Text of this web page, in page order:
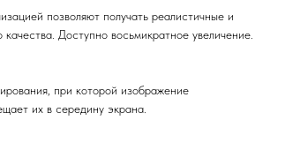
позволяют получать реалистичные и
Доступно восьмикратное увеличение.
при которой изображение
их в середину экрана.